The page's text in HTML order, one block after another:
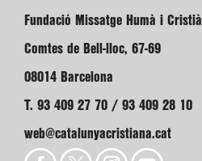
Fundació Missatge Humà i Cristià
Comtes de Bell-lloc, 67-69
08014 Barcelona
T. 93 409 27 70 / 93 409 28 10
web@catalunyacristiana.cat